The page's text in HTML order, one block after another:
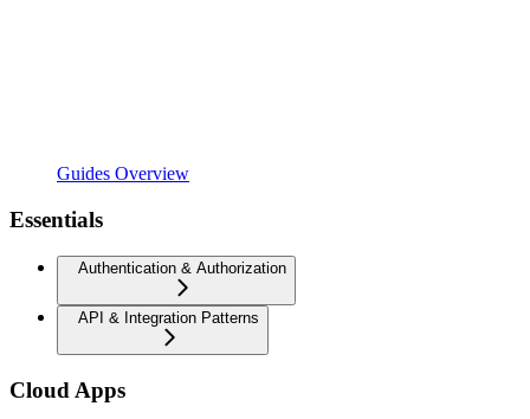
Guides Overview
Essentials
Authentication & Authorization
API & Integration Patterns
Cloud Apps